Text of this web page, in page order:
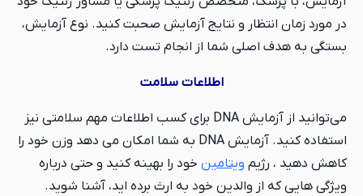
در مورد زمان انتظار و نتایج آزمایش صحبت کنید. نوع آزمایش،
بستگی به هدف اصلی شما از انجام تست دارد.
اطلاعات سلامت
می‌توانید از آزمایش DNA برای کسب اطلاعات مهم سلامتی نیز
استفاده کنید. آزمایش‌ DNA به شما امکان می دهد وزن خود را
کاهش دهید ، رژیم ویتامین خود را بهینه کنید و حتی درباره
ویژگی هایی که از والدین خود به ارث برده اید، آشنا شوید.